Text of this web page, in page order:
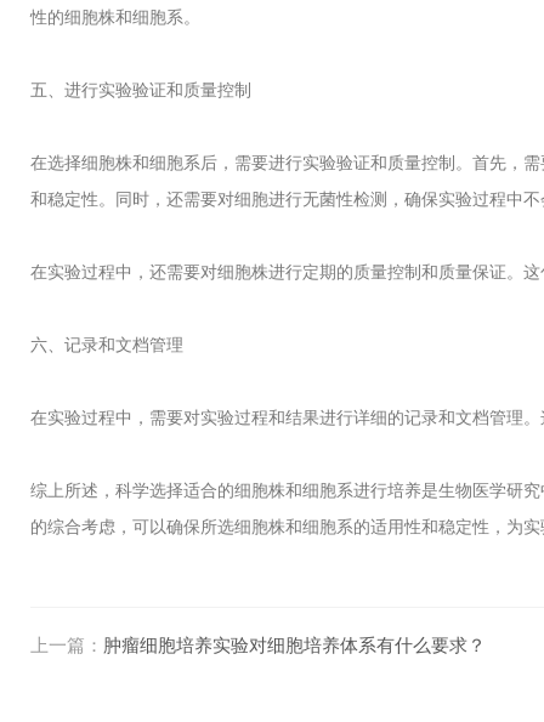
性的细胞株和细胞系。
五、进行实验验证和质量控制
在选择细胞株和细胞系后，需要进行实验验证和质量控制。首先，
和稳定性。同时，还需要对细胞进行无菌性检测，确保实验过程中
在实验过程中，还需要对细胞株进行定期的质量控制和质量保证。
六、记录和文档管理
在实验过程中，需要对实验过程和结果进行详细的记录和文档管理
综上所述，科学选择适合的细胞株和细胞系进行培养是生物医学研
的综合考虑，可以确保所选细胞株和细胞系的适用性和稳定性，为
上一篇： 肿瘤细胞培养实验对细胞培养体系有什么要求？